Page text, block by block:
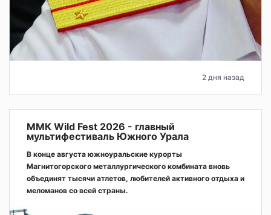
2 дня назад
ММК Wild Fest 2026 - главный
мультифестиваль Южного Урала
В конце августа южноуральские курорты
Магнитогорского металлургического комбината вновь
объединят тысячи атлетов, любителей активного отдыха и
меломанов со всей страны.